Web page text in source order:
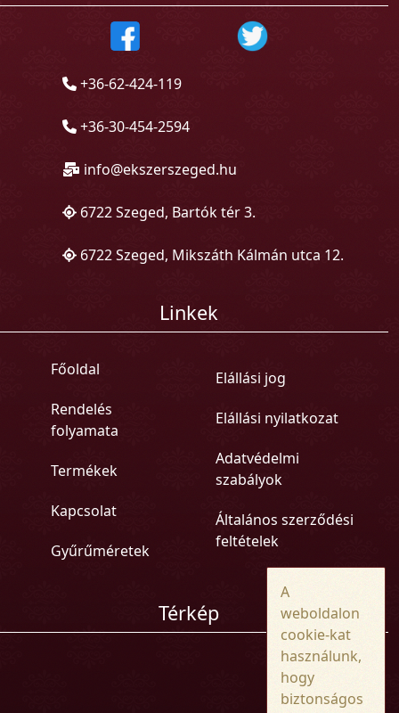
+36-62-424-119
+36-30-454-2594
info@ekszerszeged.hu
6722 Szeged, Bartók tér 3.
6722 Szeged, Mikszáth Kálmán utca 12.
Linkek
Főoldal
Rendelés
folyamata
Termékek
Kapcsolat
Gyűrűméretek
Elállási jog
Elállási nyilatkozat
Adatvédelmi
szabályok
Általános szerződési
feltételek
Térkép
A
weboldalon
cookie-kat
használunk,
hogy
biztonságos